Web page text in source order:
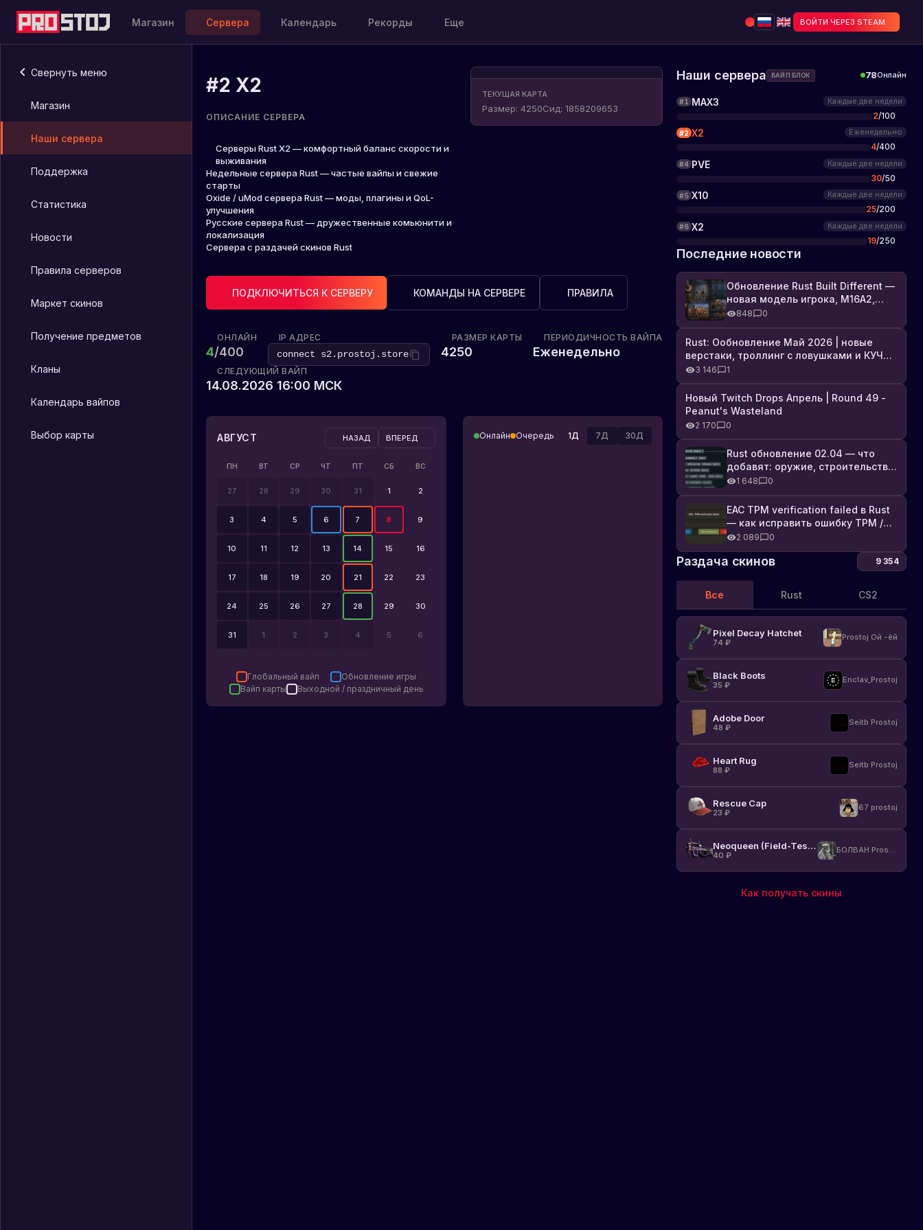
Магазин Сервера Календарь Рекорды Еще ВОЙТИ ЧЕРЕЗ STEAM
Свернуть меню
Магазин
Наши сервера
Поддержка
Статистика
Новости
Правила серверов
Маркет скинов
Получение предметов
Кланы
Календарь вайпов
Выбор карты
#2 X2
ОПИСАНИЕ СЕРВЕРА
Серверы Rust X2 — комфортный баланс скорости и
выживания
Недельные сервера Rust — частые вайпы и свежие
старты
Oxide / uMod сервера Rust — моды, плагины и QoL-
улучшения
Русские сервера Rust — дружественные комьюнити и
локализация
Сервера с раздачей скинов Rust
ТЕКУЩАЯ КАРТА
Размер: 4250Сид: 1858209653
ПОДКЛЮЧИТЬСЯ К СЕРВЕРУ КОМАНДЫ НА СЕРВЕРЕ ПРАВИЛА
ОНЛАЙН
4/400
IP АДРЕС
connect s2.prostoj.store
РАЗМЕР КАРТЫ
4250
ПЕРИОДИЧНОСТЬ ВАЙПА
Еженедельно
СЛЕДУЮЩИЙ ВАЙП
14.08.2026 16:00 МСК
АВГУСТ НАЗАД ВПЕРЕД
ПН ВТ СР ЧТ ПТ СБ ВС
27 28 29 30 31 1 2
3 4 5 6 7 8 9
10 11 12 13 14 15 16
17 18 19 20 21 22 23
24 25 26 27 28 29 30
31 1 2 3 4 5 6
Глобальный вайп
Обновление игры
Вайп карты
Выходной / праздничный день
Онлайн Очередь 1Д 7Д 30Д
Наши сервера ВАЙП БЛОК 78Онлайн
#1 MAX3 Каждые две недели
2/100
#2 X2 Еженедельно
4/400
#4 PVE Каждые две недели
30/50
#5 X10 Каждые две недели
25/200
#6 X2 Каждые две недели
19/250
Последние новости
Обновление Rust Built Different —
новая модель игрока, M16A2,
броня, Industrial DLC и полный
список изменений
848 0
Rust: Ообновление Май 2026 | новые
верстаки, троллинг с ловушками и КУЧА
DLC3 146 1
Новый Twitch Drops Апрель | Round 49 -
Peanut's Wasteland
2 170 0
Rust обновление 02.04 — что
добавят: оружие, строительство,
технологии и Farming 2.5
1 648 0
EAC TPM verification failed в Rust
— как исправить ошибку TPM /
Secure Boot
2 089 0
Раздача скинов 9 354
Все Rust CS2
Pixel Decay Hatchet
74 ₽
Prostoj Ой -ёй
Black Boots
35 ₽
Enclav_Prostoj
Adobe Door
48 ₽
Seitb Prostoj
Heart Rug
88 ₽
Seitb Prostoj
Rescue Cap
23 ₽
67 prostoj
Neoqueen (Field-Tested)
40 ₽
БОЛВАН Prostoj
Как получать скины